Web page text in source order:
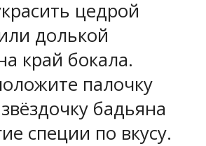
цедрой
долькой
край бокала.
палочку
бадьяна
специи по вкусу.